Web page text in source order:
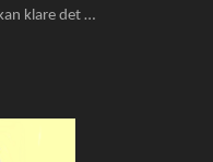
klare det …